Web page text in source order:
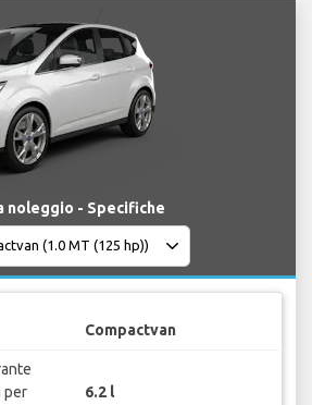
noleggio - Specifiche
Compactvan
per
6.2 l